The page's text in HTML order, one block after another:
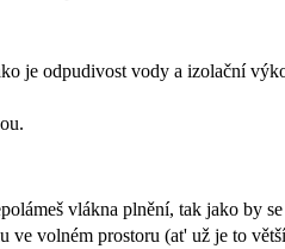
je odpudivost vody a izolační
vlákna plnění, tak jako by
ve volném prostoru (at' už je to